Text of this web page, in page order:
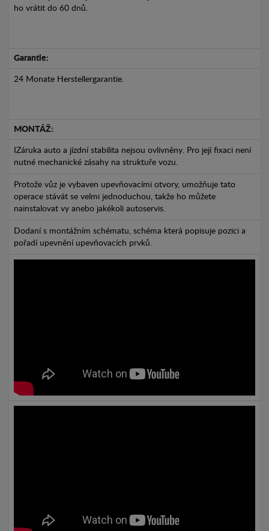
ho vrátit do 60 dnů.
Garantie:
24 Monate Herstellergarantie.
MONTÁŽ:
IZáruka auto a jízdní stabilita nejsou ovlivněny. Pro její fixaci není
nutné mechanické zásahy na struktuře vozu.
Protože vůz je vybaven upevňovacími otvory, umožňuje tato
operace stávát se velmi jednoduchou, takže ho můžete
nainstalovat vy anebo jakékoli autoservis.
Dodaní s montážním schématu, schéma která popisuje pozici a
pořadí upevnění upevňovacích prvků.